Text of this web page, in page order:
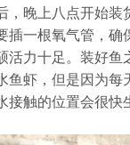
，晚上八点开始装
插一根氧气管，确
活力十足。装好鱼
鱼虾，但是因为每
触的位置会很快